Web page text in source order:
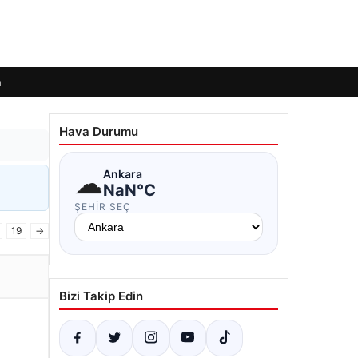
19 →
Hava Durumu
☁Ankara
NaN°C
ŞEHIR SEÇ
Bizi Takip Edin